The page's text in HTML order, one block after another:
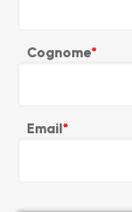
Cognome*
Email*